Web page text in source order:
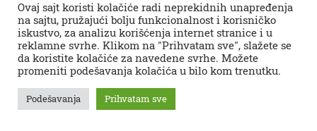
Ovaj sajt koristi kolačiće radi neprekidnih unapređenja
na sajtu, pružajući bolju funkcionalnost i korisničko
iskustvo, za analizu korišćenja internet stranice i u
reklamne svrhe. Klikom na "Prihvatam sve", slažete se
da koristite kolačiće za navedene svrhe. Možete
promeniti podešavanja kolačića u bilo kom trenutku.
Podešavanja Prihvatam sve